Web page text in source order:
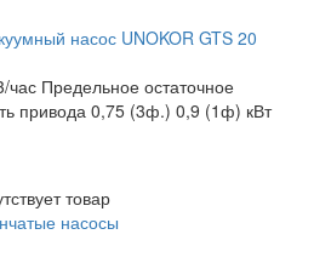
насос UNOKOR GTS 20
час Предельное остаточное
привода 0,75 (3ф.) 0,9 (1ф) кВт
товар
насосы